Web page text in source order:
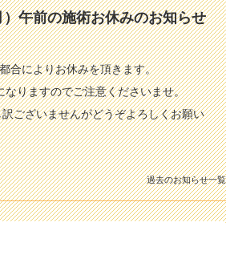
午前の施術お休みのお知らせ
合によりお休みを頂きます。
なりますのでご注意くださいませ。
ございませんがどうぞよろしくお願い
過去のお知らせ一覧